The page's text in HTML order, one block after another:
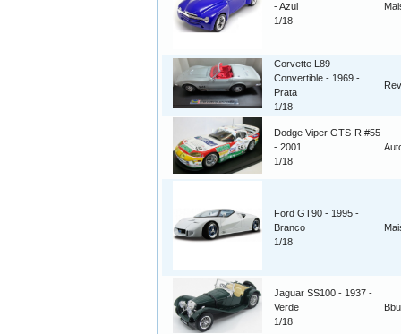
- Azul
1/18
Corvette L89
Convertible - 1969 -
Prata
1/18
Dodge Viper GTS-R #55
- 2001
1/18
Ford GT90 - 1995 -
Branco
1/18
Jaguar SS100 - 1937 -
Verde
1/18